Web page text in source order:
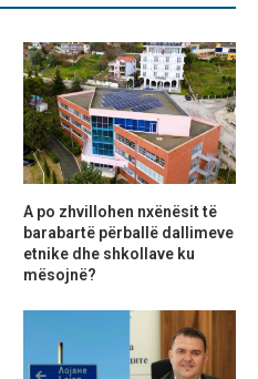
A po zhvillohen nxënësit të
barabartë përballë dallimeve
etnike dhe shkollave ku
mësojnë?